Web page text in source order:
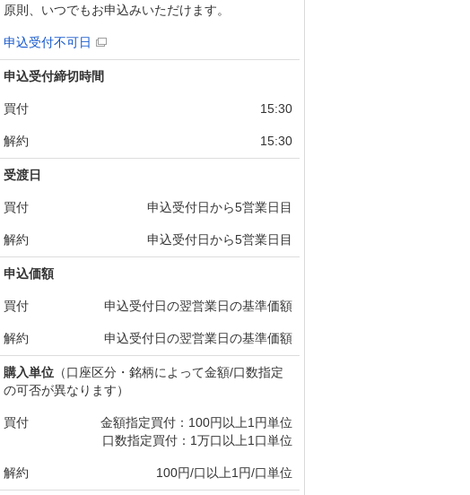
原則、いつでもお申込みいただけます。
申込受付不可日
申込受付締切時間
買付 15:30
解約 15:30
受渡日
買付 申込受付日から5営業日目
解約 申込受付日から5営業日目
申込価額
買付 申込受付日の翌営業日の基準価額
解約 申込受付日の翌営業日の基準価額
購入単位 （口座区分・銘柄によって金額/口数指定
の可否が異なります）
買付
金額指定買付：100円以上1円単位
口数指定買付：1万口以上1口単位
解約 100円/口以上1円/口単位